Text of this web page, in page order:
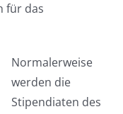
für das
Normalerweise
werden die
Stipendiaten des